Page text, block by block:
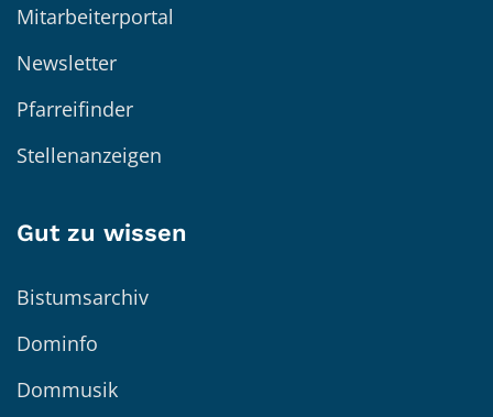
Mitarbeiterportal
Newsletter
Pfarreifinder
Stellenanzeigen
Gut zu wissen
Bistumsarchiv
Dominfo
Dommusik